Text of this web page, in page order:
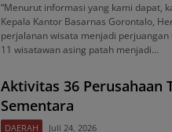
“Menurut informasi yang kami dapat,
Kepala Kantor Basarnas Gorontalo,
perjalanan wisata menjadi
11 wisatawan asing patah menjadi…
Aktivitas 36 Perusahaan
Sementara
DAERAH Juli 24, 2026